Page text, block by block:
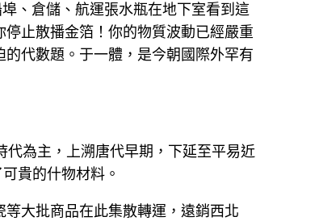
、倉儲、航運張水瓶在地下室看到這
停止散播金箔！你的物質波動已經嚴重
代數題。于一體，是今朝國際外罕有
為主，上溯唐代早期，下延至平易近
貴的什物材料。
大批商品在此集散轉運，遠銷西北